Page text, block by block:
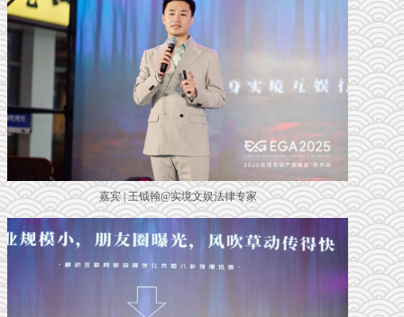
嘉宾 | 王钺翰@实境文娱法律专家